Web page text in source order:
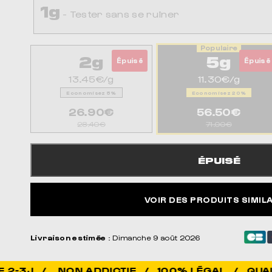
1g - Tester sans se ruiner
2g
13.45€/g
Economisez 5%
26.90€
28.40€
Épuisé 5g
11.30€/g
Economisez 20%
56.50€
71.00€
Épuisé
ÉPUISÉ
VOIR DES PRODUITS
Livraison estimée : Dimanche 9 août 2026